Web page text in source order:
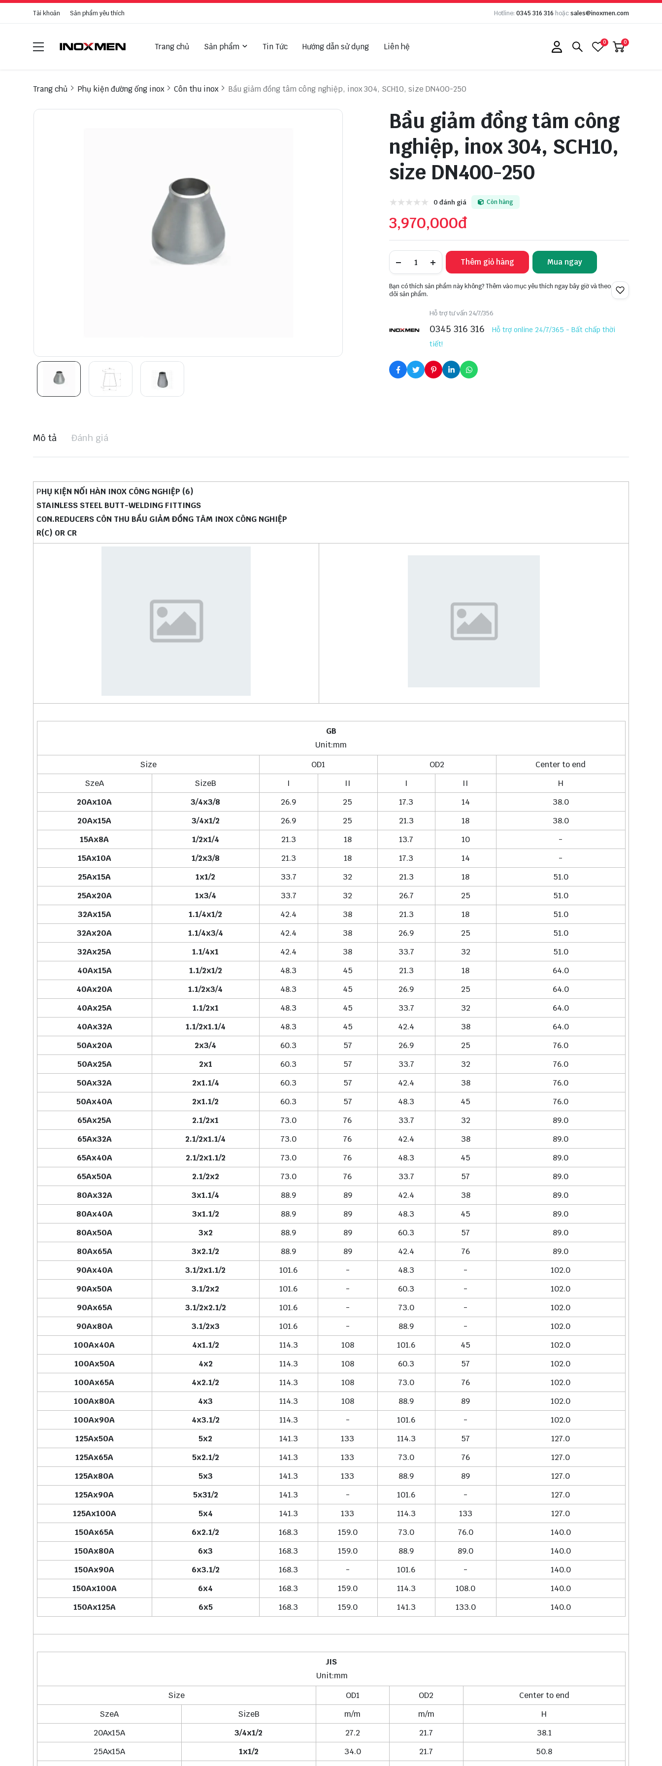
Tài khoản Sản phẩm yêu thích Hotline: 0345 316 316 hoặcsales@inoxmen.com
Trang chủ Sản phẩm Tin Tức Hướng dẫn sử dụng Liên hệ 0 0
Trang chủ Phụ kiện đường ống inox Côn thu inox Bầu giảm đồng tâm công nghiệp, inox 304, SCH10, size DN400-250
Bầu giảm đồng tâm công
nghiệp, inox 304, SCH10,
size DN400-250
0 đánh giá Còn hàng
3,970,000đ
Thêm giỏ hàng Mua ngay
Bạn có thích sản phẩm này không? Thêm vào mục yêu thích ngay bây giờ và theo
dõi sản phẩm.
Hỗ trợ tư vấn 24/7/356
0345 316 316
Hỗ trợ online 24/7/365 - Bất chấp thời
tiết!
Mô tả Đánh giá
PHỤ KIỆN NỐI HÀN INOX CÔNG NGHIỆP (6)
STAINLESS STEEL BUTT-WELDING FITTINGS
CON.REDUCERS CÔN THU BẦU GIẢM ĐỒNG TÂM INOX CÔNG NGHIỆP
R(C) 0R CR
GB
Unit:mm
Size
OD1 OD2
Center to end
SzeA
SizeB I II I II
H
20Ax10A
3/4x3/8 26.9 25 17.3 14
38.0
20Ax15A
3/4x1/2 26.9 25 21.3 18
38.0
15Ax8A
1/2x1/4 21.3 18 13.7 10
-
15Ax10A
1/2x3/8 21.3 18 17.3 14
-
25Ax15A
1x1/2 33.7 32 21.3 18
51.0
25Ax20A
1x3/4 33.7 32 26.7 25
51.0
32Ax15A
1.1/4x1/2 42.4 38 21.3 18
51.0
32Ax20A
1.1/4x3/4 42.4 38 26.9 25
51.0
32Ax25A
1.1/4x1 42.4 38 33.7 32
51.0
40Ax15A
1.1/2x1/2 48.3 45 21.3 18
64.0
40Ax20A
1.1/2x3/4 48.3 45 26.9 25
64.0
40Ax25A
1.1/2x1 48.3 45 33.7 32
64.0
40Ax32A
1.1/2x1.1/4 48.3 45 42.4 38
64.0
50Ax20A
2x3/4 60.3 57 26.9 25
76.0
50Ax25A
2x1 60.3 57 33.7 32
76.0
50Ax32A
2x1.1/4 60.3 57 42.4 38
76.0
50Ax40A
2x1.1/2 60.3 57 48.3 45
76.0
65Ax25A
2.1/2x1 73.0 76 33.7 32
89.0
65Ax32A
2.1/2x1.1/4 73.0 76 42.4 38
89.0
65Ax40A
2.1/2x1.1/2 73.0 76 48.3 45
89.0
65Ax50A
2.1/2x2 73.0 76 33.7 57
89.0
80Ax32A
3x1.1/4 88.9 89 42.4 38
89.0
80Ax40A
3x1.1/2 88.9 89 48.3 45
89.0
80Ax50A
3x2 88.9 89 60.3 57
89.0
80Ax65A
3x2.1/2 88.9 89 42.4 76
89.0
90Ax40A
3.1/2x1.1/2 101.6 - 48.3 -
102.0
90Ax50A
3.1/2x2 101.6 - 60.3 -
102.0
90Ax65A
3.1/2x2.1/2 101.6 - 73.0 -
102.0
90Ax80A
3.1/2x3 101.6 - 88.9 -
102.0
100Ax40A
4x1.1/2 114.3 108 101.6 45
102.0
100Ax50A
4x2 114.3 108 60.3 57
102.0
100Ax65A
4x2.1/2 114.3 108 73.0 76
102.0
100Ax80A
4x3 114.3 108 88.9 89
102.0
100Ax90A
4x3.1/2 114.3 - 101.6 -
102.0
125Ax50A
5x2 141.3 133 114.3 57
127.0
125Ax65A
5x2.1/2 141.3 133 73.0 76
127.0
125Ax80A
5x3 141.3 133 88.9 89
127.0
125Ax90A
5x31/2 141.3 - 101.6 -
127.0
125Ax100A
5x4 141.3 133 114.3 133
127.0
150Ax65A
6x2.1/2 168.3 159.0 73.0 76.0
140.0
150Ax80A
6x3 168.3 159.0 88.9 89.0
140.0
150Ax90A
6x3.1/2 168.3 - 101.6 -
140.0
150Ax100A
6x4 168.3 159.0 114.3 108.0
140.0
150Ax125A
6x5 168.3 159.0 141.3 133.0 140.0
JIS
Unit:mm
Size
OD1 OD2
Center to end
SzeA
SizeB m/m m/m
H
20Ax15A
3/4x1/2 27.2 21.7
38.1
25Ax15A
1x1/2 34.0 21.7
50.8